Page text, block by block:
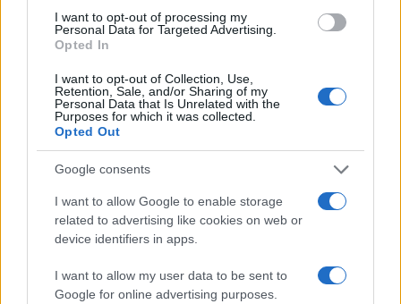
I want to opt-out of processing my
Personal Data for Targeted Advertising.
Opted In
I want to opt-out of Collection, Use,
Retention, Sale, and/or Sharing of my
Personal Data that Is Unrelated with the
Purposes for which it was collected.
Opted Out
Google consents
I want to allow Google to enable storage
related to advertising like cookies on web or
device identifiers in apps.
I want to allow my user data to be sent to
Google for online advertising purposes.
Ιστορικό ρεκόρ για την Aegean τον
Ιούλιο με 2 εκατομμύρια επιβάτες
Γερμανία: Συνελήφθη ύποπτος ο οποίος
κατηγορείται για κατασκοπεία σε βάρος
εταιρίας όπλων